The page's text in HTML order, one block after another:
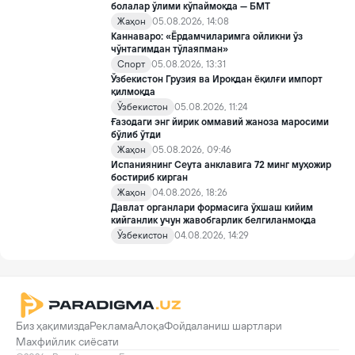
тўғрисида»ги қарори билан инклюзив таълим соҳасида қатор
янги механизмлар жорий этилади.
болалар ўлими кўпаймоқда — БМТ
Жаҳон
05.08.2026, 14:08
Каннаваро: «Ёрдамчиларимга ойликни ўз
чўнтагимдан тўлаяпман»
Спорт 05.08.2026, 13:31
Ўзбекистон Грузия ва Ироқдан ёқилғи импорт
қилмоқда
Ўзбекистон
05.08.2026, 11:24
Ғазодаги энг йирик оммавий жаноза маросими
бўлиб ўтди
Жаҳон
05.08.2026, 09:46
Испаниянинг Сеута анклавига 72 минг муҳожир
бостириб кирган
Жаҳон
04.08.2026, 18:26
Давлат органлари формасига ўхшаш кийим
кийганлик учун жавобгарлик белгиланмоқда
Ўзбекистон
04.08.2026, 14:29
Биз ҳақимиздаРекламаАлоқаФойдаланиш шартлари
Махфийлик сиёсати